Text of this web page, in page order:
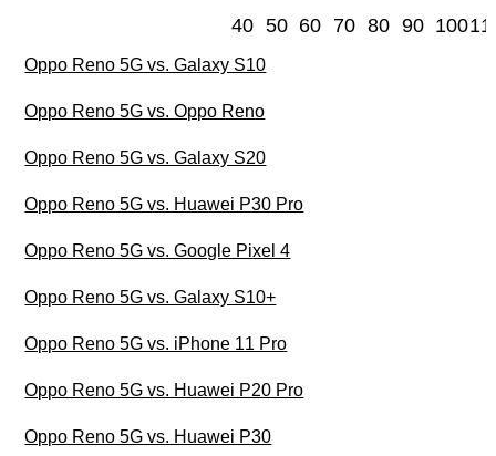
40 50 60 70 80 90 100
Oppo Reno 5G vs. Galaxy S10
Oppo Reno 5G vs. Oppo Reno
Oppo Reno 5G vs. Galaxy S20
Oppo Reno 5G vs. Huawei P30 Pro
Oppo Reno 5G vs. Google Pixel 4
Oppo Reno 5G vs. Galaxy S10+
Oppo Reno 5G vs. iPhone 11 Pro
Oppo Reno 5G vs. Huawei P20 Pro
Oppo Reno 5G vs. Huawei P30